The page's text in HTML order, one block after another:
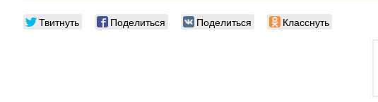
Твитнуть Поделиться Поделиться Класснуть